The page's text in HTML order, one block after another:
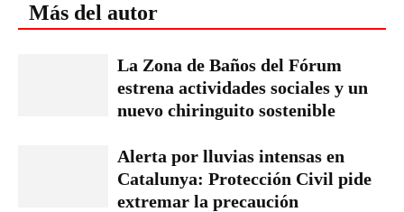
Más del autor
La Zona de Baños del Fórum
estrena actividades sociales y un
nuevo chiringuito sostenible
Alerta por lluvias intensas en
Catalunya: Protección Civil pide
extremar la precaución